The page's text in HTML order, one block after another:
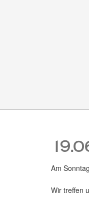
Am
Wir treffen